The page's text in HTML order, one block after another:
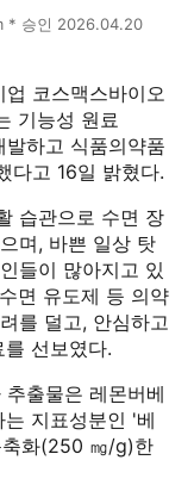
* 승인 2026.04.20
업 코스맥스바이오
기능성 원료
하고 식품의약품
다고 16일 밝혔다.
습관으로 수면 장
며, 바쁜 일상 탓
들이 많아지고 있
면 유도제 등 의약
를 덜고, 안심하고
선보였다.
출물은 레몬버베
지표성분인 '베
화(250 ㎎/g)한